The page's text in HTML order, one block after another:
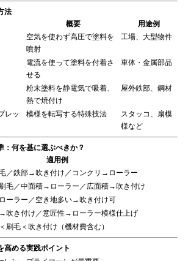
法
概要
用途例
空気を使わず高圧で塗料を
噴射
工場、大型物件
電流を使って塗料を付着さ
せる
車体・金属部品
粉末塗料を静電気で吸着、
熱で焼付け
屋外鉄部、鋼材
レッ
模様を転写する特殊技法
スタッコ、扇模
様など
：何を基に選ぶべきか？
適用例
／鉄部→吹き付け／コンクリ→ローラー
毛／中面積→ローラー／広面積→吹き付け
ーラー／空き地多い→吹き付け可
吹き付け／意匠性→ローラー模様仕上げ
刷毛＜吹き付け（機材費含む）
高める実践ポイント